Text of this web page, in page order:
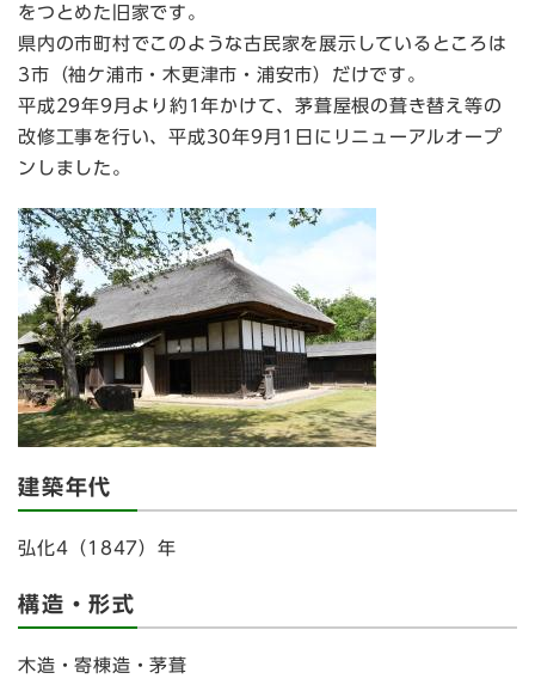
をつとめた旧家です。
県内の市町村でこのような古民家を展示しているところは
3市（袖ケ浦市・木更津市・浦安市）だけです。
平成29年9月より約1年かけて、茅葺屋根の葺き替え等の
改修工事を行い、平成30年9月1日にリニューアルオープ
ンしました。
建築年代
弘化4（1847）年
構造・形式
木造・寄棟造・茅葺